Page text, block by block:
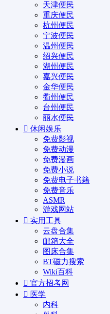
天津便民
重庆便民
杭州便民
宁波便民
温州便民
绍兴便民
湖州便民
嘉兴便民
金华便民
衢州便民
台州便民
丽水便民
休闲娱乐
免费影视
免费动漫
免费漫画
免费小说
免费电子书籍
免费音乐
ASMR
游戏网站
实用工具
云盘合集
邮箱大全
图床合集
BT磁力搜索
Wiki百科
官方招考网
医学
内科